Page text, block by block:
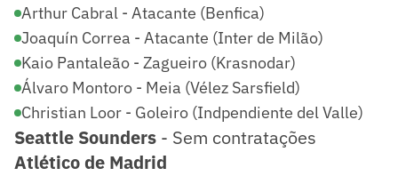
Arthur Cabral - Atacante (Benfica)
Joaquín Correa - Atacante (Inter de Milão)
Kaio Pantaleão - Zagueiro (Krasnodar)
Álvaro Montoro - Meia (Vélez Sarsfield)
Christian Loor - Goleiro (Indpendiente del Valle)
Seattle Sounders - Sem contratações
Atlético de Madrid